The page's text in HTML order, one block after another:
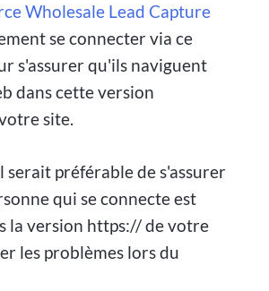
Wholesale Lead Capture
se connecter via ce
s'assurer qu'ils naviguent
dans cette version
site.
serait préférable de s'assurer
qui se connecte est
la version https:// de votre
les problèmes lors du